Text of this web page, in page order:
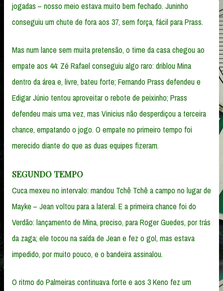
jogadas – nosso meio estava muito bem fechado. Juninho
conseguiu um chute de fora aos 37, sem força, fácil para Prass.
Mas num lance sem muita pretensão, o time da casa chegou ao
empate aos 44: Zé Rafael conseguiu algo raro: driblou Mina
dentro da área e, livre, bateu forte; Fernando Prass defendeu e
Edigar Júnio tentou aproveitar o rebote de peixinho; Prass
defendeu mais uma vez, mas Vinicius não desperdiçou a terceira
chance, empatando o jogo. O empate no primeiro tempo foi
merecido diante do que as duas equipes fizeram.
SEGUNDO TEMPO
Cuca mexeu no intervalo: mandou Tchê Tchê a campo no lugar de
Mayke – Jean voltou para a lateral. E a primeira chance foi do
Verdão: lançamento de Mina, preciso, para Roger Guedes, por trás
da zaga; ele tocou na saída de Jean e fez o gol, mas estava
impedido, por muito pouco, e o bandeira assinalou.
O ritmo do Palmeiras continuava forte e aos 3 Keno fez um